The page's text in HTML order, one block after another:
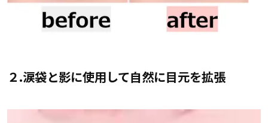
２.涙袋と影に使用して自然に目元を拡張